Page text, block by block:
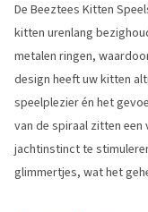
De Beeztees Kitten
kitten urenlang
metalen ringen,
design heeft uw kitten
speelplezier én het
van de spiraal zitten een
jachtinstinct te
glimmertjes, wat het